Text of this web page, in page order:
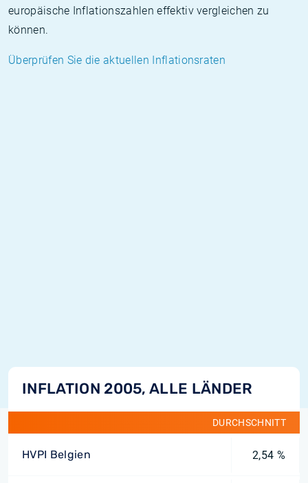
europäische Inflationszahlen effektiv vergleichen zu
können.
Überprüfen Sie die aktuellen Inflationsraten
INFLATION 2005, ALLE LÄNDER
DURCHSCHNITT
HVPI Belgien 2,54 %